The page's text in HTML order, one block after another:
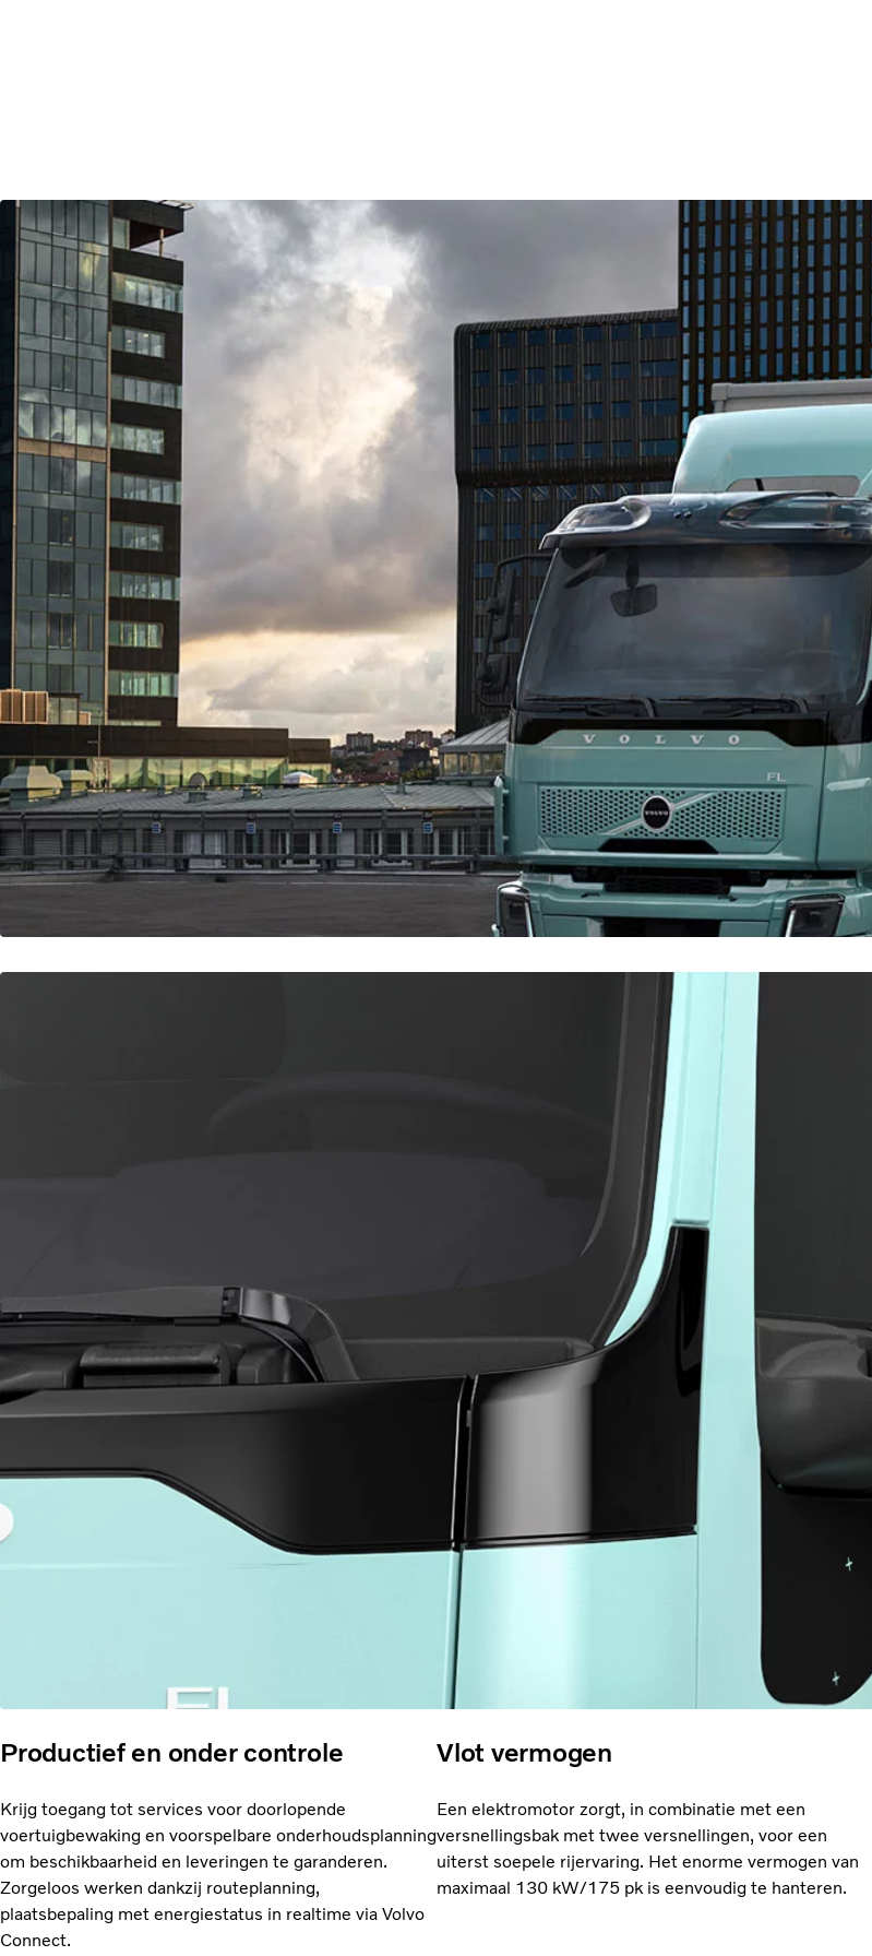
Productief en onder controle
Krijg toegang tot services voor doorlopende
voertuigbewaking en voorspelbare onderhoudsplanning
om beschikbaarheid en leveringen te garanderen.
Zorgeloos werken dankzij routeplanning,
plaatsbepaling met energiestatus in realtime via Volvo
Connect.
Vlot vermogen
Een elektromotor zorgt, in combinatie met een
versnellingsbak met twee versnellingen, voor een
uiterst soepele rijervaring. Het enorme vermogen van
maximaal 130 kW/175 pk is eenvoudig te hanteren.